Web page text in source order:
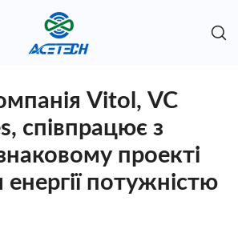
Vitol, VC
співпрацює з
проекті
енергії потужністю